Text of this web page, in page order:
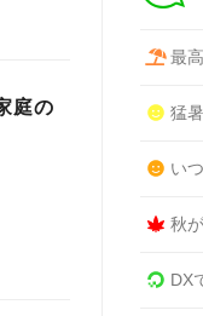
庭の
最
猛
い
秋
DX